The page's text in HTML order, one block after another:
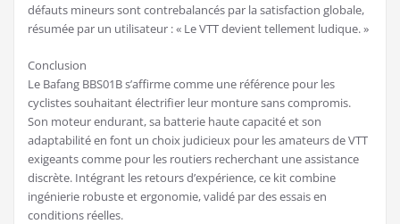
défauts mineurs sont contrebalancés par la satisfaction globale,
résumée par un utilisateur : « Le VTT devient tellement ludique. »
Conclusion
Le Bafang BBS01B s’affirme comme une référence pour les
cyclistes souhaitant électrifier leur monture sans compromis.
Son moteur endurant, sa batterie haute capacité et son
adaptabilité en font un choix judicieux pour les amateurs de VTT
exigeants comme pour les routiers recherchant une assistance
discrète. Intégrant les retours d’expérience, ce kit combine
ingénierie robuste et ergonomie, validé par des essais en
conditions réelles.